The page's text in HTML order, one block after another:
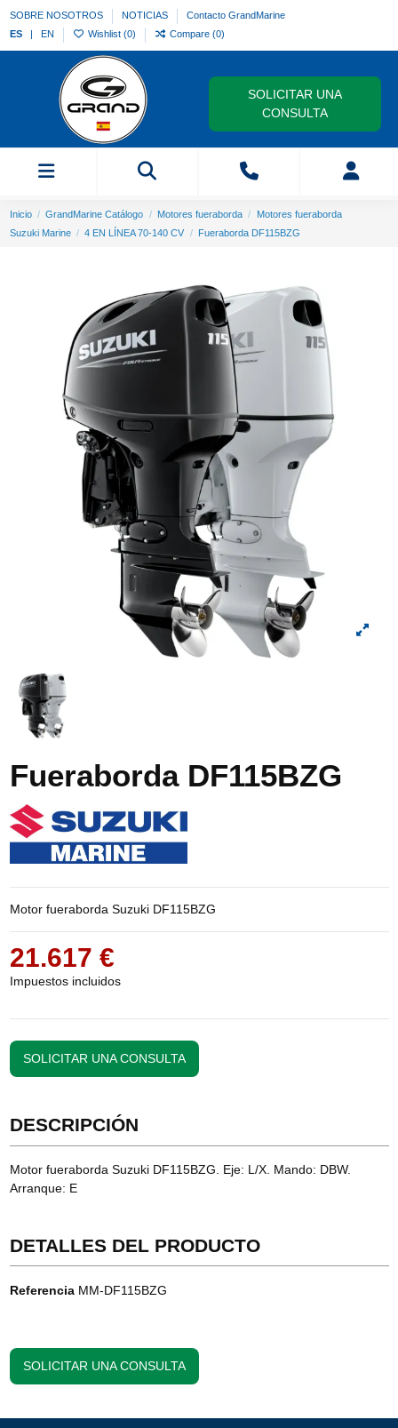
SOBRE NOSOTROS NOTICIAS
Contacto GrandMarine
ES
EN Wishlist (0) Compare (0)
SOLICITAR UNA
CONSULTA
Inicio GrandMarine Catálogo Motores fueraborda
Motores fueraborda
Suzuki Marine
4 EN LÍNEA 70-140 CV Fueraborda DF115BZG
Fueraborda DF115BZG
Motor fueraborda Suzuki DF115BZG
21.617 €
Impuestos incluidos
SOLICITAR UNA CONSULTA
DESCRIPCIÓN
Motor fueraborda Suzuki DF115BZG. Eje: L/X. Mando: DBW.
Arranque: E
DETALLES DEL PRODUCTO
Referencia MM-DF115BZG
SOLICITAR UNA CONSULTA